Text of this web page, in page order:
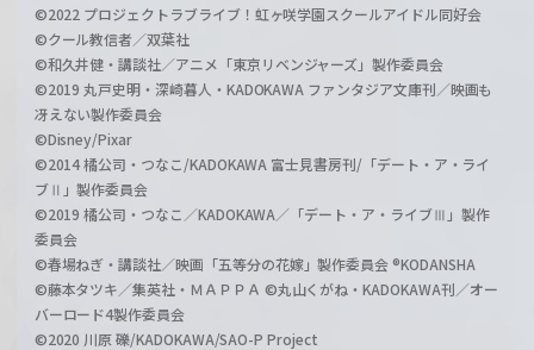
©2022 プロジェクトラブライブ！虹ヶ咲学園スクールアイドル同好会
©クール教信者／双葉社
©和久井健・講談社／アニメ「東京リベンジャーズ」製作委員会
©2019 丸戸史明・深崎暮人・KADOKAWA ファンタジア文庫刊／映画も
冴えない製作委員会
©Disney/Pixar
©2014 橘公司・つなこ/KADOKAWA 富士見書房刊/「デート・ア・ライ
ブⅡ」製作委員会
©2019 橘公司・つなこ／KADOKAWA／「デート・ア・ライブⅢ」製作
委員会
©春場ねぎ・講談社／映画「五等分の花嫁」製作委員会 ®KODANSHA
©藤本タツキ／集英社・ＭＡＰＰＡ ©丸山くがね・KADOKAWA刊／オー
バーロード4製作委員会
©2020 川原 礫/KADOKAWA/SAO-P Project